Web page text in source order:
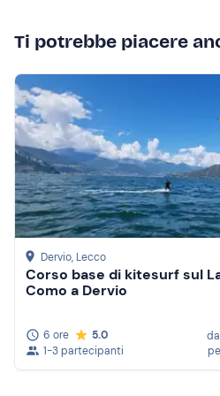
Ti potrebbe piacere
Dervio, Lecco
Corso base di kitesurf sul
Como a Dervio
6 ore
5.0
1-3 partecipanti
da